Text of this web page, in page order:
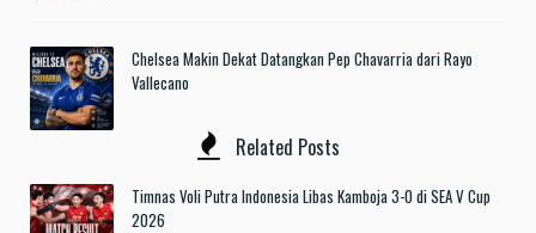
Chelsea Makin Dekat Datangkan Pep Chavarria dari Rayo
Vallecano
Related Posts
Timnas Voli Putra Indonesia Libas Kamboja 3-0 di SEA V Cup
2026